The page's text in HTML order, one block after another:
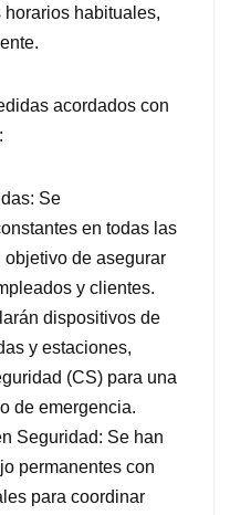
habituales,
acordados con
Se
en todas las
de asegurar
y clientes.
dispositivos de
y estaciones,
(CS) para una
de emergencia.
Seguridad: Se han
permanentes con
para coordinar